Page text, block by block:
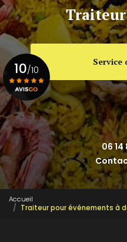
Service
06 14
10/10
Voir le certificat
Accueil
Traiteur pour événements à